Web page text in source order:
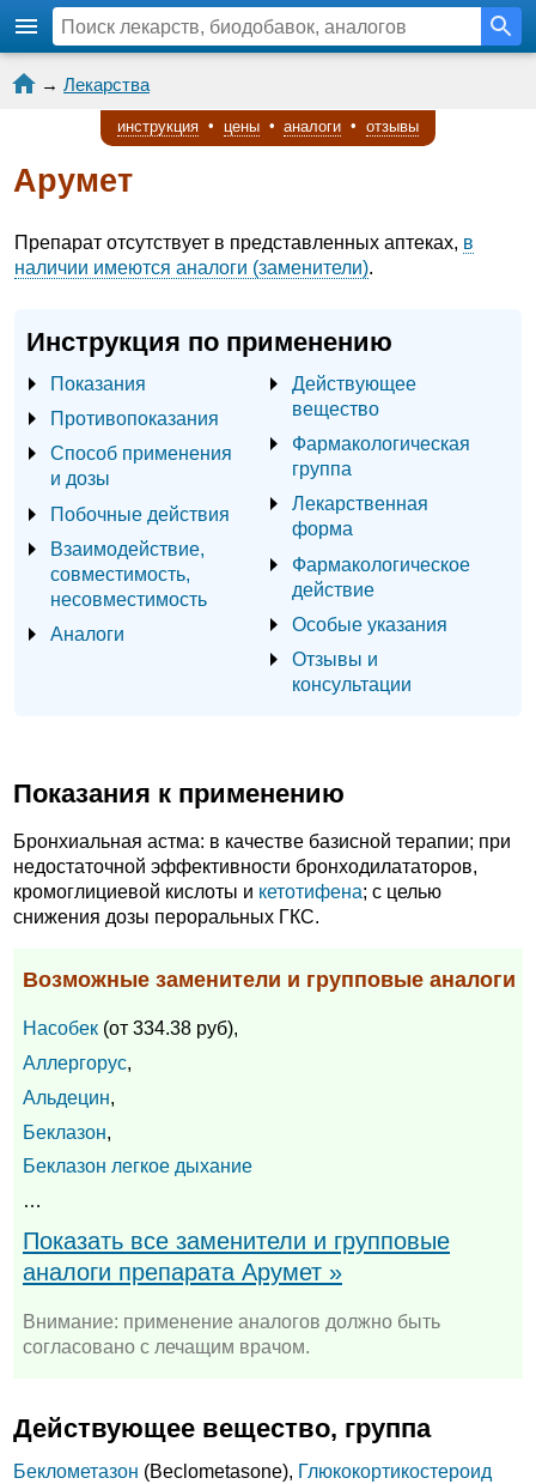
→ Лекарства
инструкция • цены • аналоги • отзывы
Арумет
Препарат отсутствует в представленных аптеках, в
наличии имеются аналоги (заменители).
Инструкция по применению
Показания
Противопоказания
Способ применения
и дозы
Побочные действия
Взаимодействие,
совместимость,
несовместимость
Аналоги
Действующее
вещество
Фармакологическая
группа
Лекарственная
форма
Фармакологическое
действие
Особые указания
Отзывы и
консультации
Показания к применению
Бронхиальная астма: в качестве базисной терапии; при
недостаточной эффективности бронходилататоров,
кромоглициевой кислоты и кетотифена; с целью
снижения дозы пероральных ГКС.
Возможные заменители и групповые аналоги
Насобек (от 334.38 руб),
Аллергорус,
Альдецин,
Беклазон,
Беклазон легкое дыхание
…
Показать все заменители и групповые
аналоги препарата Арумет »
Внимание: применение аналогов должно быть
согласовано с лечащим врачом.
Действующее вещество, группа
Беклометазон (Beclometasone), Глюкокортикостероид